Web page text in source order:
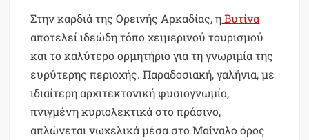
Στην καρδιά της Ορεινής Αρκαδίας, ηΒυτίνα
αποτελεί ιδεώδη τόπο χειμερινού τουρισμού
και το καλύτερο ορμητήριο για τη γνωριμία της
ευρύτερης περιοχής. Παραδοσιακή, γαλήνια, με
ιδιαίτερη αρχιτεκτονική φυσιογνωμία,
πνιγμένη κυριολεκτικά στο πράσινο,
απλώνεται νωχελικά μέσα στο Μαίναλο όρος